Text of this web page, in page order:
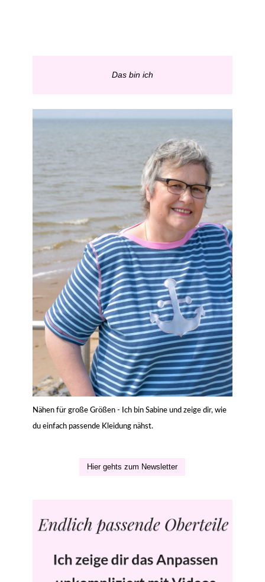
Das bin ich
Nähen für große Größen - Ich bin Sabine und zeige dir, wie
du einfach passende Kleidung nähst.
Hier gehts zum Newsletter